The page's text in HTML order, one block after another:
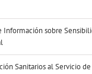
Información sobre
Sanitarios al Servicio